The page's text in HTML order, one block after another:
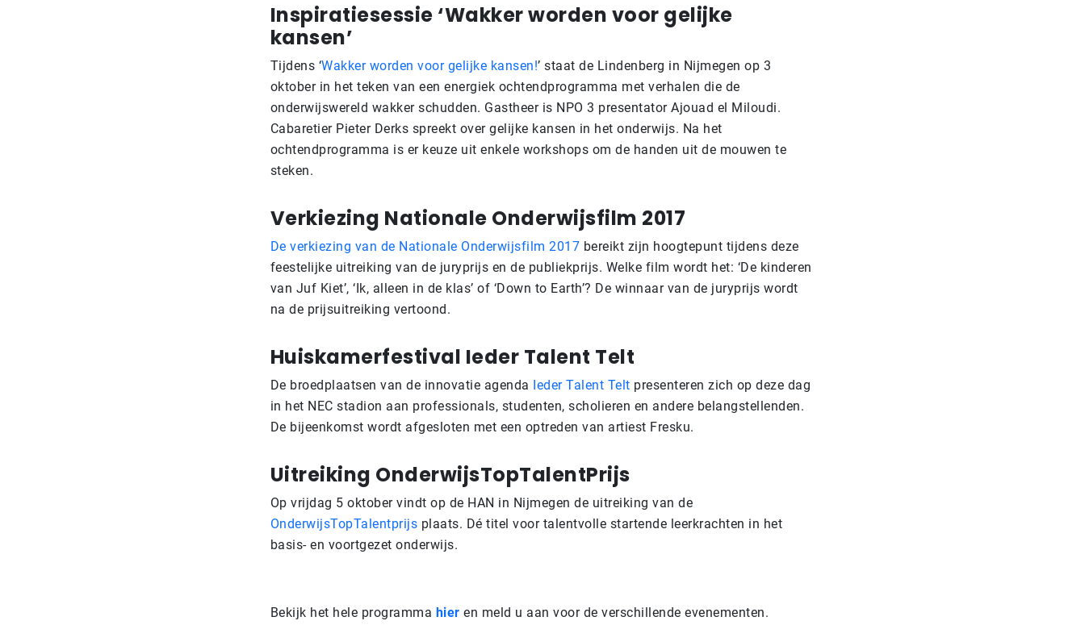
Inspiratiesessie ‘Wakker worden voor gelijke
kansen’
Tijdens ‘Wakker worden voor gelijke kansen!’ staat de Lindenberg in Nijmegen op 3
oktober in het teken van een energiek ochtendprogramma met verhalen die de
onderwijswereld wakker schudden. Gastheer is NPO 3 presentator Ajouad el Miloudi.
Cabaretier Pieter Derks spreekt over gelijke kansen in het onderwijs. Na het
ochtendprogramma is er keuze uit enkele workshops om de handen uit de mouwen te
steken.
Verkiezing Nationale Onderwijsfilm 2017
De verkiezing van de Nationale Onderwijsfilm 2017 bereikt zijn hoogtepunt tijdens deze
feestelijke uitreiking van de juryprijs en de publiekprijs. Welke film wordt het: ‘De kinderen
van Juf Kiet’, ‘Ik, alleen in de klas’ of ‘Down to Earth’? De winnaar van de juryprijs wordt
na de prijsuitreiking vertoond.
Huiskamerfestival Ieder Talent Telt
De broedplaatsen van de innovatie agenda Ieder Talent Telt presenteren zich op deze dag
in het NEC stadion aan professionals, studenten, scholieren en andere belangstellenden.
De bijeenkomst wordt afgesloten met een optreden van artiest Fresku.
Uitreiking OnderwijsTopTalentPrijs
Op vrijdag 5 oktober vindt op de HAN in Nijmegen de uitreiking van de
OnderwijsTopTalentprijs plaats. Dé titel voor talentvolle startende leerkrachten in het
basis- en voortgezet onderwijs.
Bekijk het hele programma hier en meld u aan voor de verschillende evenementen.